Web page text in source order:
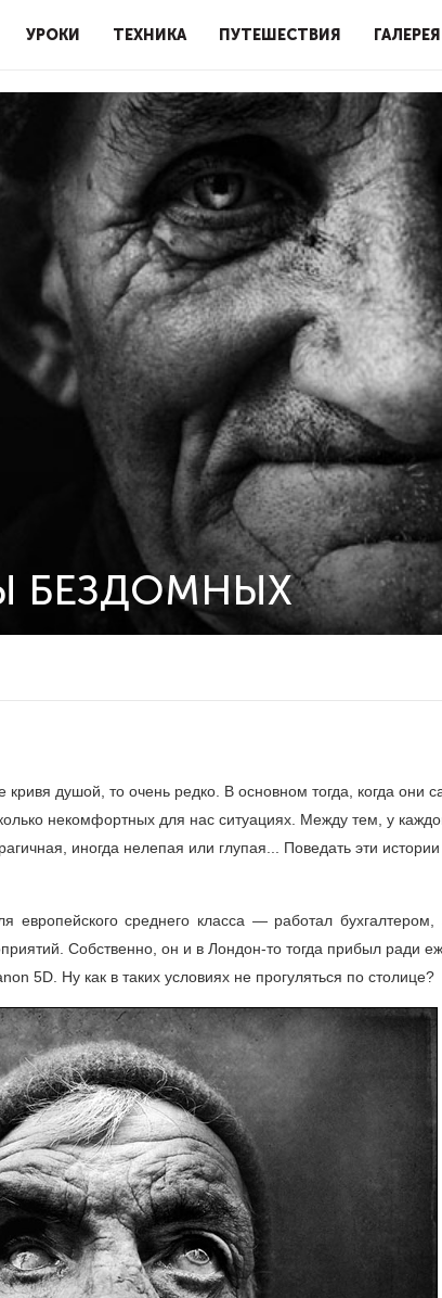
УРОКИ ТЕХНИКА ПУТЕШЕСТВИЯ ГАЛЕРЕЯ
БЕЗДОМНЫХ
душой, то очень редко. В основном тогда, когда они
некомфортных для нас ситуациях. Между тем, у
иногда нелепая или глупая... Поведать эти
европейского среднего класса — работал
Собственно, он и в Лондон-то тогда прибыл ради
5D. Ну как в таких условиях не прогуляться по столице?